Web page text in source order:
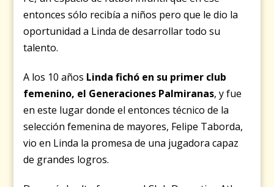
entonces sólo recibía a niños pero que le dio la
oportunidad a Linda de desarrollar todo su
talento.
A los 10 años Linda fichó en su primer club
femenino, el Generaciones Palmiranas, y fue
en este lugar donde el entonces técnico de la
selección femenina de mayores, Felipe Taborda,
vio en Linda la promesa de una jugadora capaz
de grandes logros.